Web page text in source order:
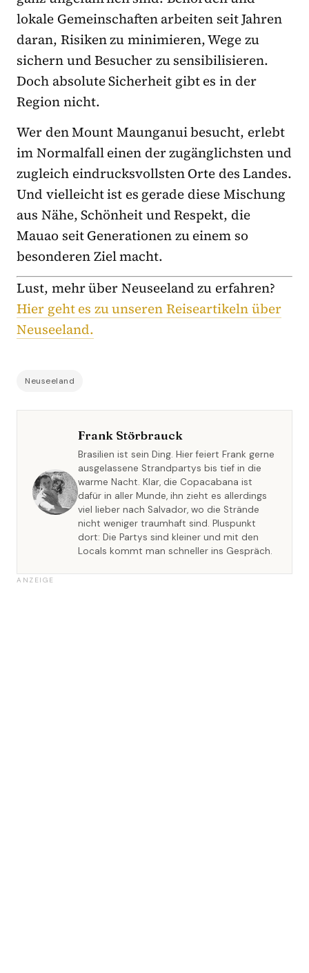
lokale Gemeinschaften arbeiten seit Jahren
daran, Risiken zu minimieren, Wege zu
sichern und Besucher zu sensibilisieren.
Doch absolute Sicherheit gibt es in der
Region nicht.
Wer den Mount Maunganui besucht, erlebt
im Normalfall einen der zugänglichsten und
zugleich eindrucksvollsten Orte des Landes.
Und vielleicht ist es gerade diese Mischung
aus Nähe, Schönheit und Respekt, die
Mauao seit Generationen zu einem so
besonderen Ziel macht.
Lust, mehr über Neuseeland zu erfahren?
Hier geht es zu unseren Reiseartikeln über
Neuseeland.
Neuseeland
Frank Störbrauck
Brasilien ist sein Ding. Hier feiert Frank gerne
ausgelassene Strandpartys bis tief in die
warme Nacht. Klar, die Copacabana ist
dafür in aller Munde, ihn zieht es allerdings
viel lieber nach Salvador, wo die Strände
nicht weniger traumhaft sind. Pluspunkt
dort: Die Partys sind kleiner und mit den
Locals kommt man schneller ins Gespräch.
ANZEIGE